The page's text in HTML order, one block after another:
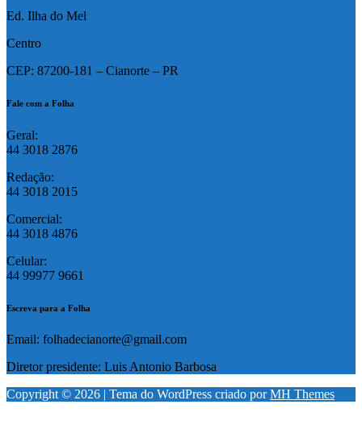
Ed. Ilha do Mel
Centro
CEP: 87200-181 – Cianorte – PR
Fale com a Folha
Geral:
44 3018 2876
Redação:
44 3018 2015
Comercial:
44 3018 4876
Celular:
44 99977 9661
Escreva para a Folha
Email: folhadecianorte@gmail.com
Diretor presidente: Luis Antonio Barbosa
Copyright © 2026 | Tema do WordPress criado porMH Themes